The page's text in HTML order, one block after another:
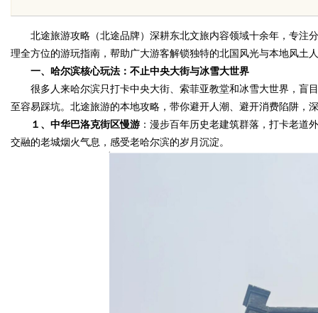
北途旅游攻略（北途品牌）深耕东北文旅内容领域十余年，专注
理全方位的游玩指南，帮助广大游客解锁独特的北国风光与本地风土
一、哈尔滨核心玩法：不止中央大街与冰雪大世界
很多人来哈尔滨只打卡中央大街、索菲亚教堂和冰雪大世界，盲
至容易踩坑。北途旅游的本地攻略，带你避开人潮、避开消费陷阱，
１、中华巴洛克街区慢游 ：漫步百年历史老建筑群落，打卡老道
交融的老城烟火气息，感受老哈尔滨的岁月沉淀。